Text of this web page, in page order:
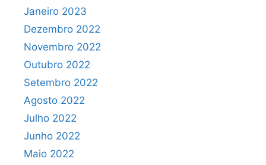
Janeiro 2023
Dezembro 2022
Novembro 2022
Outubro 2022
Setembro 2022
Agosto 2022
Julho 2022
Junho 2022
Maio 2022